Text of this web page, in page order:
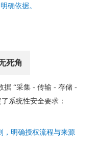
确依据。
死角
据 “采集 - 传输 - 存储 -
系统性安全要求：
，明确授权流程与来源